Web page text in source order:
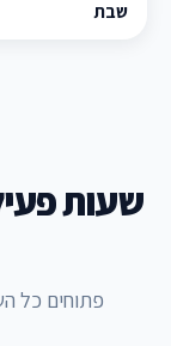
שבת
שעות
פתוחים כל